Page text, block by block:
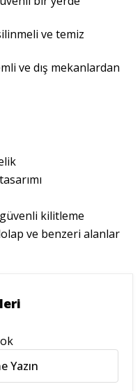
ve temiz
ve dış mekanlardan
kilitleme
ve benzeri alanlar
Yazın